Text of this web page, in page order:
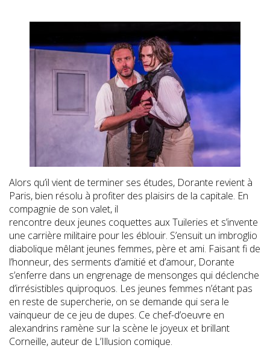
Alors qu’il vient de terminer ses études, Dorante revient à
Paris, bien résolu à profiter des plaisirs de la capitale. En
compagnie de son valet, il
rencontre deux jeunes coquettes aux Tuileries et s’invente
une carrière militaire pour les éblouir. S’ensuit un imbroglio
diabolique mêlant jeunes femmes, père et ami. Faisant fi de
l’honneur, des serments d’amitié et d’amour, Dorante
s’enferre dans un engrenage de mensonges qui déclenche
d’irrésistibles quiproquos. Les jeunes femmes n’étant pas
en reste de supercherie, on se demande qui sera le
vainqueur de ce jeu de dupes. Ce chef-d’oeuvre en
alexandrins ramène sur la scène le joyeux et brillant
Corneille, auteur de L’Illusion comique.